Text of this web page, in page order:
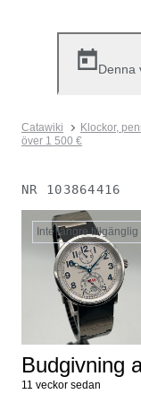
Denna
Catawiki Klockor,
över 1 500 €
NR 103864416
Inte längre tillgänglig
Budgivning
11 veckor sedan